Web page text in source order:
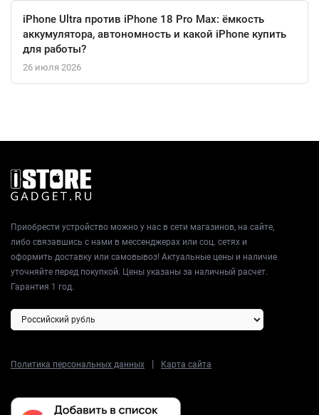
уже входит адаптер питания на 20 ватт.
Планшет готов к превращению в портативную рабочую
iPhone Ultra против iPhone 18 Pro Max: ёмкость
аккумулятора, автономность и какой iPhone купить
для работы?
26 июля 2026
Приобрести устройство можно у нас в сети магазинов, на сайте,
либо связавшись с нами в мессенджерах или соц. сетях и
оформить доставку или самовывоз! Актуальные цены и наличие
уточняйте перед покупкой. Цены указаны за наличный расчет.
Гарантия 1 год.
Политика персональных данных | Карта сайта